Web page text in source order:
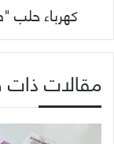
كهرباء حلب
مقالات